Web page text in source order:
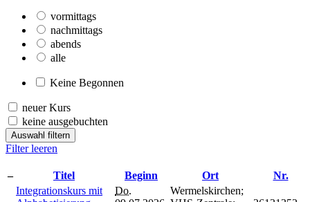
vormittags
nachmittags
abends
alle
Keine Begonnen
neuer Kurs
keine ausgebuchten
Auswahl filtern
Filter leeren
– Titel Beginn Ort
Nr.
Integrationskurs mit
Do.
Wermelskirchen;